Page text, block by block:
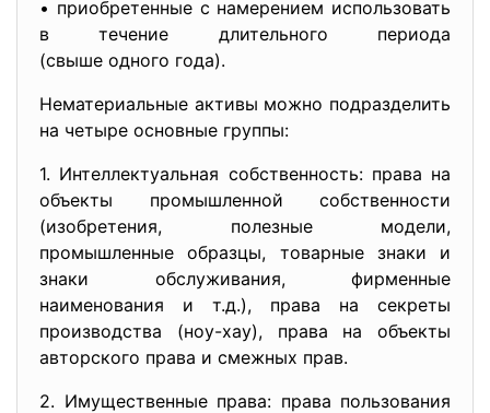
• приобретенные с намерением использовать
в течение длительного периода
(свыше одного года).
Нематериальные активы можно подразделить
на четыре основные группы:
1. Интеллектуальная собственность: права на
объекты промышленной собственности
(изобретения, полезные модели,
промышленные образцы, товарные знаки и
знаки обслуживания, фирменные
наименования и т.д.), права на секреты
производства (ноу-хау), права на объекты
авторского права и смежных прав.
2. Имущественные права: права пользования